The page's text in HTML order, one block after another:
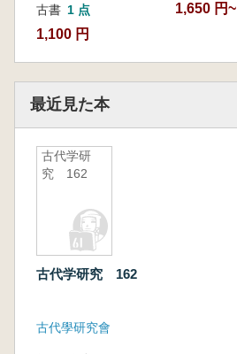
古書 1 点
1,100 円
1,650 円~
最近見た本
古代学研
究 162
古代学研究 162
古代學研究會